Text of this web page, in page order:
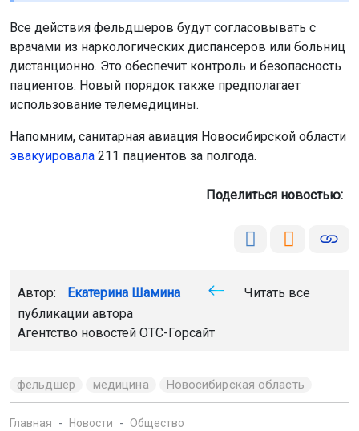
Все действия фельдшеров будут согласовывать с
врачами из наркологических диспансеров или больниц
дистанционно. Это обеспечит контроль и безопасность
пациентов. Новый порядок также предполагает
использование телемедицины.
Напомним, санитарная авиация Новосибирской области
эвакуировала 211 пациентов за полгода.
Поделиться новостью:
Автор: Екатерина Шамина
Читать все
публикации автора
Агентство новостей ОТС-Горсайт
фельдшер медицина Новосибирская область
Главная Новости Общество